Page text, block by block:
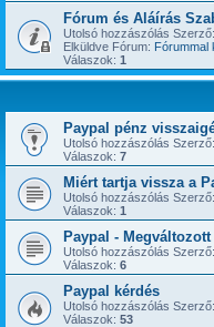
Fórum és Aláírás
Utolsó hozzászólás Szerző:
Elküldve Fórum: Fórummal
Válaszok: 1
Paypal pénz
Utolsó hozzászólás Szerző:
Válaszok: 7
Miért tartja vissza a
Utolsó hozzászólás Szerző:
Válaszok: 1
Paypal -
Utolsó hozzászólás Szerző:
Válaszok: 6
Paypal kérdés
Utolsó hozzászólás Szerző:
Válaszok: 53